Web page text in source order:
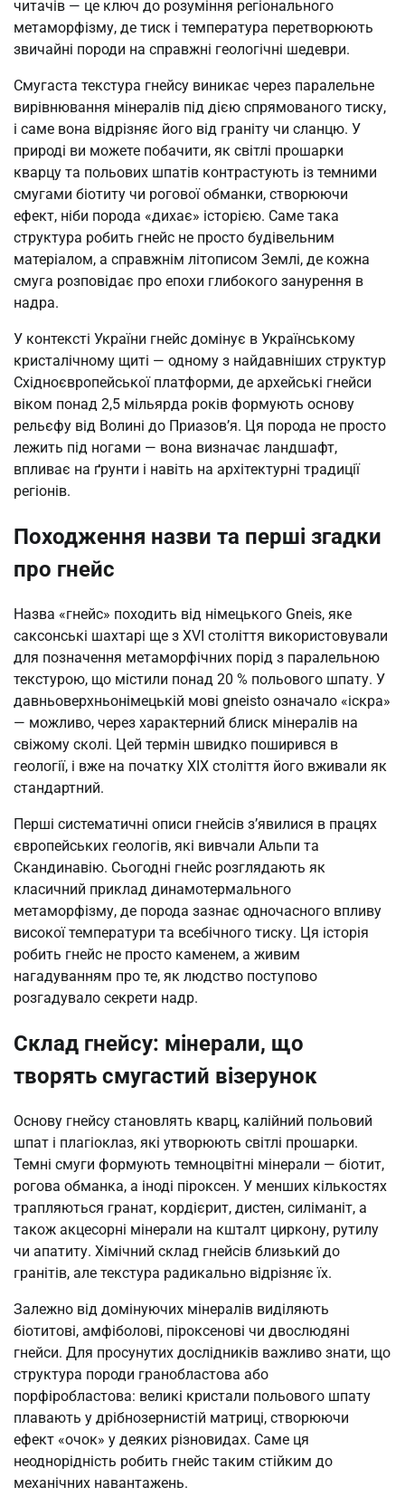
читачів — це ключ до розуміння регіонального
метаморфізму, де тиск і температура перетворюють
звичайні породи на справжні геологічні шедеври.
Смугаста текстура гнейсу виникає через паралельне
вирівнювання мінералів під дією спрямованого тиску,
і саме вона відрізняє його від граніту чи сланцю. У
природі ви можете побачити, як світлі прошарки
кварцу та польових шпатів контрастують із темними
смугами біотиту чи рогової обманки, створюючи
ефект, ніби порода «дихає» історією. Саме така
структура робить гнейс не просто будівельним
матеріалом, а справжнім літописом Землі, де кожна
смуга розповідає про епохи глибокого занурення в
надра.
У контексті України гнейс домінує в Українському
кристалічному щиті — одному з найдавніших структур
Східноєвропейської платформи, де архейські гнейси
віком понад 2,5 мільярда років формують основу
рельєфу від Волині до Приазов’я. Ця порода не просто
лежить під ногами — вона визначає ландшафт,
впливає на ґрунти і навіть на архітектурні традиції
регіонів.
Походження назви та перші згадки
про гнейс
Назва «гнейс» походить від німецького Gneis, яке
саксонські шахтарі ще з XVI століття використовували
для позначення метаморфічних порід з паралельною
текстурою, що містили понад 20 % польового шпату. У
давньоверхньонімецькій мові gneisto означало «іскра»
— можливо, через характерний блиск мінералів на
свіжому сколі. Цей термін швидко поширився в
геології, і вже на початку XIX століття його вживали як
стандартний.
Перші систематичні описи гнейсів з’явилися в працях
європейських геологів, які вивчали Альпи та
Скандинавію. Сьогодні гнейс розглядають як
класичний приклад динамотермального
метаморфізму, де порода зазнає одночасного впливу
високої температури та всебічного тиску. Ця історія
робить гнейс не просто каменем, а живим
нагадуванням про те, як людство поступово
розгадувало секрети надр.
Склад гнейсу: мінерали, що
творять смугастий візерунок
Основу гнейсу становлять кварц, калійний польовий
шпат і плагіоклаз, які утворюють світлі прошарки.
Темні смуги формують темноцвітні мінерали — біотит,
рогова обманка, а іноді піроксен. У менших кількостях
трапляються гранат, кордієрит, дистен, силіманіт, а
також акцесорні мінерали на кшталт циркону, рутилу
чи апатиту. Хімічний склад гнейсів близький до
гранітів, але текстура радикально відрізняє їх.
Залежно від домінуючих мінералів виділяють
біотитові, амфіболові, піроксенові чи двослюдяні
гнейси. Для просунутих дослідників важливо знати, що
структура породи гранобластова або
порфіробластова: великі кристали польового шпату
плавають у дрібнозернистій матриці, створюючи
ефект «очок» у деяких різновидах. Саме ця
неоднорідність робить гнейс таким стійким до
механічних навантажень.